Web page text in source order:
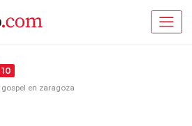
10
gospel en zaragoza